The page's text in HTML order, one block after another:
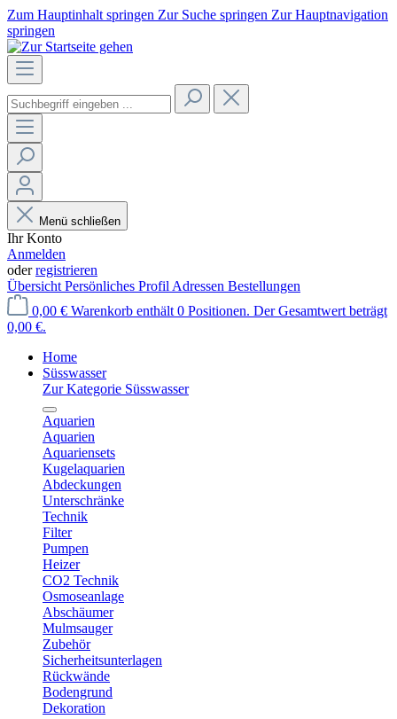
Zum Hauptinhalt springen Zur Suche springen Zur Hauptnavigation
springen
Menü schließen
Ihr Konto
Anmelden
oderregistrieren
Übersicht Persönliches Profil Adressen Bestellungen
0,00 € Warenkorb enthält 0 Positionen. Der Gesamtwert beträgt
0,00 €.
Home
Süsswasser
Zur Kategorie Süsswasser
Aquarien
Aquarien
Aquariensets
Kugelaquarien
Abdeckungen
Unterschränke
Technik
Filter
Pumpen
Heizer
CO2 Technik
Osmoseanlage
Abschäumer
Mulmsauger
Zubehör
Sicherheitsunterlagen
Rückwände
Bodengrund
Dekoration